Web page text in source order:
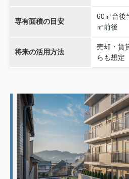
専有面積の目安
60㎡台後
㎡前後
将来の活用方法
売却・賃
らも想定